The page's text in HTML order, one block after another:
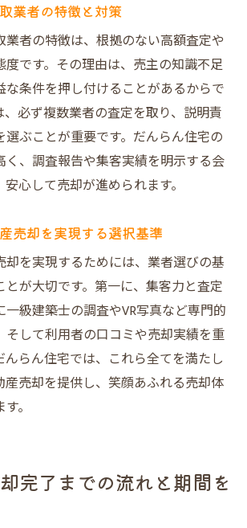
業者の特徴と対策
者の特徴は、根拠のない高額査定や
です。その理由は、売主の知識不足
な条件を押し付けることがあるからで
必ず複数業者の査定を取り、説明責
ぶことが重要です。だんらん住宅の
く、調査報告や集客実績を明示する会
心して売却が進められます。
売却を実現する選択基準
却を実現するためには、業者選びの基
が大切です。第一に、集客力と査定
級建築士の調査やVR写真など専門的
そして利用者の口コミや売却実績を重
らん住宅では、これら全てを満たし
産売却を提供し、笑顔あふれる売却体
。
完了までの流れと期間を